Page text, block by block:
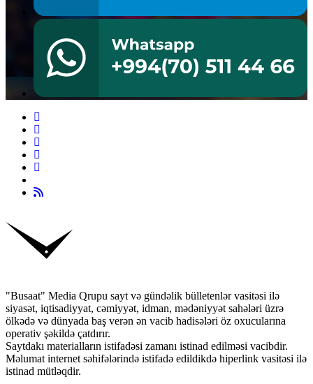
"Busaat" Media Qrupu sayt və gündəlik bülletenlər vasitəsi ilə
siyasət, iqtisadiyyat, cəmiyyət, idman, mədəniyyət sahələri üzrə
ölkədə və dünyada baş verən ən vacib hadisələri öz oxucularına
operativ şəkildə çatdırır.
Saytdakı materialların istifadəsi zamanı istinad edilməsi vacibdir.
Məlumat internet səhifələrində istifadə edildikdə hiperlink vasitəsi ilə
istinad mütləqdir.